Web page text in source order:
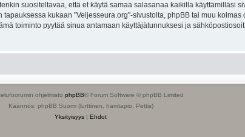
suositeltavaa, että et käytä samaa salasanaa kaikilla käyttämilläsi
kukaan "Veljesseura.org"-sivustolta, phpBB tai muu
toiminto pyytää sinua antamaan käyttäjätunnuksesi ja
ohjelmisto phpBB® Forum Software © phpBB Limited
Käännös: phpBB Suomi (lurttinen, harritapio, Pettis)
Yksityisyys | Ehdot